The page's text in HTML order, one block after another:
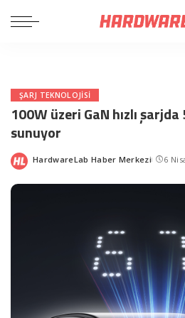
ŞARJ TEKNOLOJISI
100W üzeri GaN hızlı
sunuyor
Posted
HardwareLab Haber Merkezi 6